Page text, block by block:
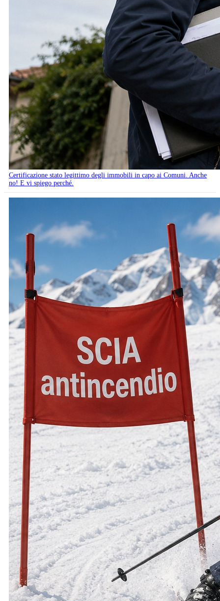
Certificazione stato legittimo degli immobili in capo ai Comuni. Anche
no! E vi spiego perché.